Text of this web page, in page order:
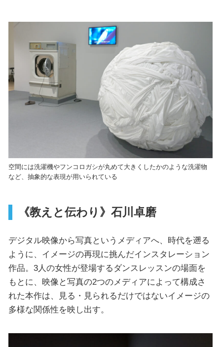
空間には洗濯機やフンコロガシが丸めて大きくしたかのような洗濯物
など、抽象的な表現が用いられている
《教えと伝わり》石川卓磨
デジタル映像から写真というメディアへ、時代を遡る
ように、イメージの再現に挑んだインスタレーション
作品。3人の女性が登場するダンスレッスンの場面を
もとに、映像と写真の2つのメディアによって構成さ
れた本作は、見る・見られるだけではないイメージの
多様な関係性を映し出す。